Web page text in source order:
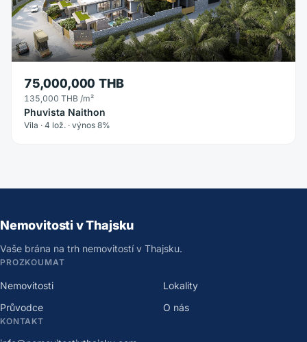
75,000,000 THB
135,000 THB /m²
Phuvista Naithon
Vila · 4 lož. · výnos 8%
Nemovitosti v Thajsku
Vaše brána na trh nemovitostí v Thajsku.
PROZKOUMAT
Nemovitosti
Lokality
Průvodce
O nás
KONTAKT